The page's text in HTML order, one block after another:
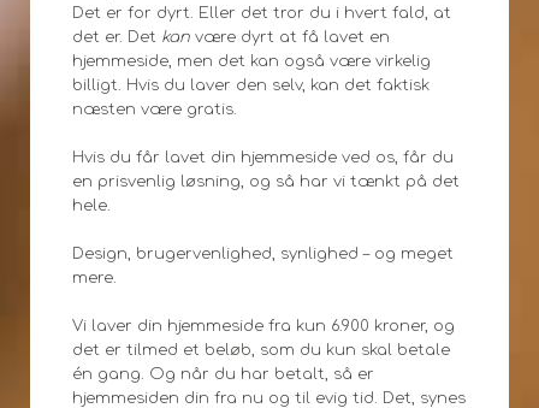
Det er for dyrt. Eller det tror du i hvert fald, at
det er. Det kan være dyrt at få lavet en
hjemmeside, men det kan også være virkelig
billigt. Hvis du laver den selv, kan det faktisk
næsten være gratis.
Hvis du får lavet din hjemmeside ved os, får du
en prisvenlig løsning, og så har vi tænkt på det
hele.
Design, brugervenlighed, synlighed – og meget
mere.
Vi laver din hjemmeside fra kun 6.900 kroner, og
det er tilmed et beløb, som du kun skal betale
én gang. Og når du har betalt, så er
hjemmesiden din fra nu og til evig tid. Det, synes